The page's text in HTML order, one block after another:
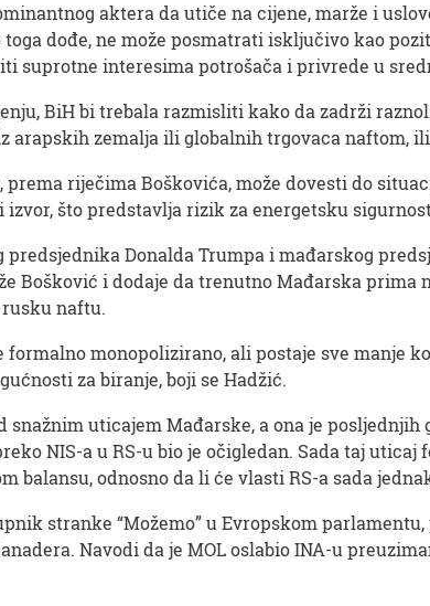
aktera da utiče na cijene, marže i
toga dođe, ne može posmatrati isključivo kao
suprotne interesima potrošača i privrede u
BiH bi trebala razmisliti kako da zadrži
arapskih zemalja ili globalnih trgovaca naftom,
prema riječima Boškovića, može dovesti do
što predstavlja rizik za energetsku
predsjednika Donalda Trumpa i mađarskog
Bošković i dodaje da trenutno Mađarska
naftu.
monopolizirano, ali postaje sve manje
za biranje, boji se Hadžić.
snažnim uticajem Mađarske, a ona je
NIS-a u RS-u bio je očigledan. Sada taj
balansu, odnosno da li će vlasti RS-a sada
stranke “Možemo” u Evropskom
Navodi da je MOL oslabio INA-u